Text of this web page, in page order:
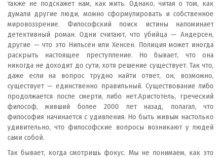
также не подскажет нам, как жить. Однако, читая о том, как
думали другие люди, можно сформулировать и собственное
мировоззрение. Философский поиск истины напоминает
детективный роман. Одни считают, что убийца — Андерсен,
другие — что это Нильсен или Хенсен. Полиция может иногда
раскрыть настоящее преступление. Но бывает, что она
никогда не доходит до сути, хотя решение существует. Так что,
даже если на вопрос трудно найти ответ, он, возможно,
существует — единственно правильный. Существование либо
продолжается после смерти, либо нет.Аристотель, греческий
философ, живший более 2000 лет назад, полагал, что
философия начинается с удивления. Но быть живым настолько
удивительно, что философские вопросы возникают у людей
сами собой.
Так бывает, когда смотришь фокус. Мы не понимаем, как это